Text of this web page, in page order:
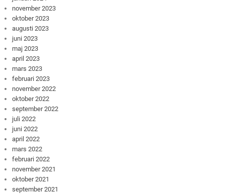
november 2023
oktober 2023
augusti 2023
juni 2023
maj 2023
april 2023
mars 2023
februari 2023
november 2022
oktober 2022
september 2022
juli 2022
juni 2022
april 2022
mars 2022
februari 2022
november 2021
oktober 2021
september 2021